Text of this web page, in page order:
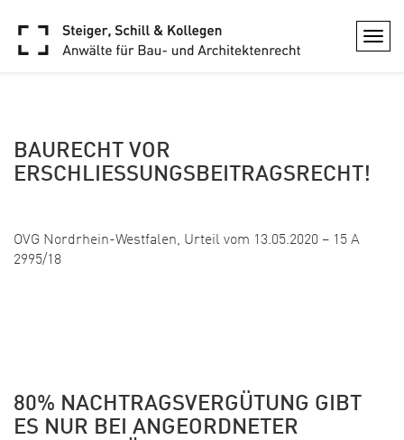
ARCHIVE
BAURECHT VOR
ERSCHLIESSUNGSBEITRAGSRECHT!
OVG Nordrhein-Westfalen, Urteil vom 13.05.2020 – 15 A
2995/18
80% NACHTRAGSVERGÜTUNG GIBT
ES NUR BEI ANGEORDNETER